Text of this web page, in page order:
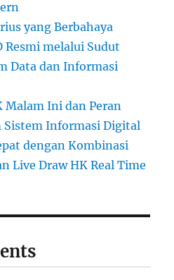
yang Berbahaya
Resmi melalui Sudut
Data dan Informasi
Malam Ini dan Peran
Sistem Informasi Digital
dengan Kombinasi
Live Draw HK Real Time